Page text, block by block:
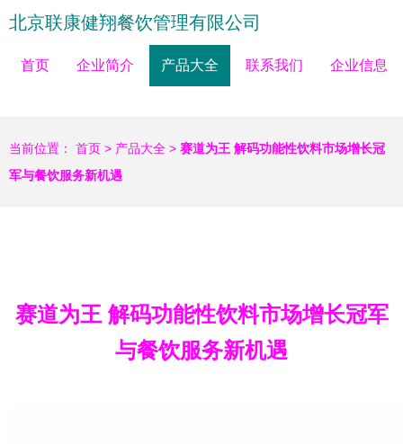
北京联康健翔餐饮管理有限公司
首页 企业简介 产品大全 联系我们 企业信息
当前位置： 首页 > 产品大全 > 赛道为王 解码功能性饮料市场增长冠
军与餐饮服务新机遇
赛道为王 解码功能性饮料市场增长冠军
与餐饮服务新机遇